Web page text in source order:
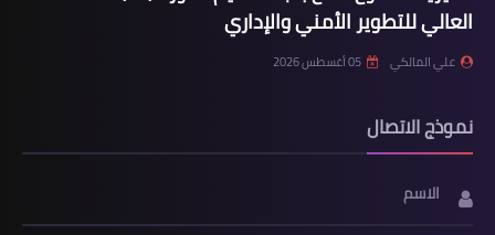
العالي للتطوير الأمني والإداري
علي المالكي 05 أغسطس 2026
نموذج الاتصال
الاسم